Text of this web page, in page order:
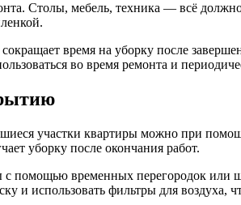
Столы, мебель, техника — всё
время на уборку после
во время ремонта и
участки квартиры можно при
уборку после окончания работ.
с помощью временных перегородок
и использовать фильтры для воздуха,